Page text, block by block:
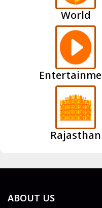
World
Rajasthan
ABOUT US